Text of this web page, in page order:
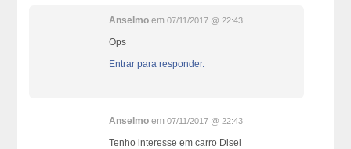
Anselmo em07/11/2017 @ 22:43
Ops
Entrar para responder.
Anselmo em07/11/2017 @ 22:43
Tenho interesse em carro Disel